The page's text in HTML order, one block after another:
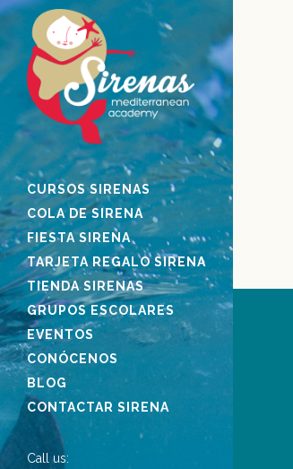
CURSOS SIRENAS
COLA DE SIRENA
FIESTA SIRENA
TARJETA REGALO SIRENA
TIENDA SIRENAS
GRUPOS ESCOLARES
EVENTOS
CONÓCENOS
BLOG
CONTACTAR SIRENA
Call us: